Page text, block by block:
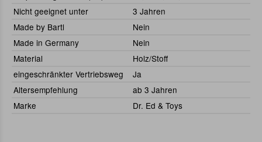
Nicht geeignet unter
3 Jahren
Made by Bartl
Nein
Made in Germany
Nein
Material
Holz/Stoff
eingeschränkter Vertriebsweg
Ja
Altersempfehlung
ab 3 Jahren
Marke
Dr. Ed & Toys